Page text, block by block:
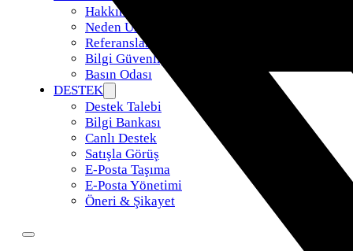
Hakkımızda
Neden Uzman Posta
Referanslar
Bilgi Güvenliği Politikamız
Basın Odası
DESTEK
Destek Talebi
Bilgi Bankası
Canlı Destek
Satışla Görüş
E-Posta Taşıma
E-Posta Yönetimi
Öneri & Şikayet